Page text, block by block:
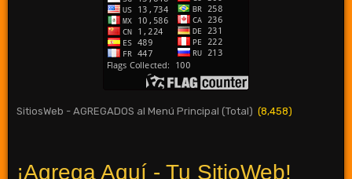
SitiosWeb - AGREGADOS al Menú Principal (Total) (8,458)
¡Agrega Aquí - Tu SitioWeb!